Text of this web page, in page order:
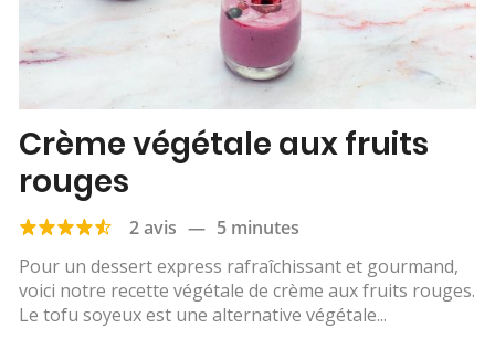
Crème végétale aux fruits
rouges
2 avis — 5 minutes
Pour un dessert express rafraîchissant et gourmand,
voici notre recette végétale de crème aux fruits rouges.
Le tofu soyeux est une alternative végétale...